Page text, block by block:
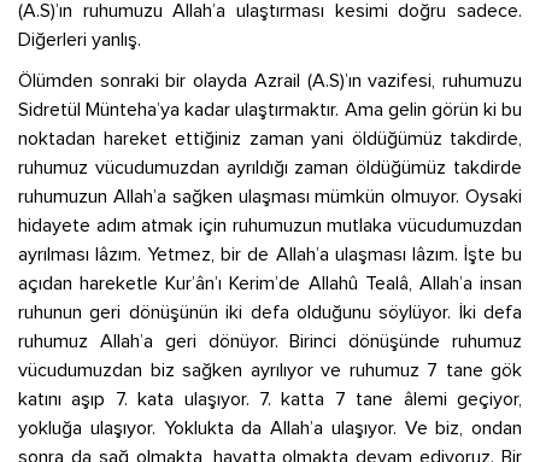
(A.S)’ın ruhumuzu Allah’a ulaştırması kesimi doğru sadece.
Diğerleri yanlış.
Ölümden sonraki bir olayda Azrail (A.S)’ın vazifesi, ruhumuzu
Sidretül Münteha’ya kadar ulaştırmaktır. Ama gelin görün ki bu
noktadan hareket ettiğiniz zaman yani öldüğümüz takdirde,
ruhumuz vücudumuzdan ayrıldığı zaman öldüğümüz takdirde
ruhumuzun Allah’a sağken ulaşması mümkün olmuyor. Oysaki
hidayete adım atmak için ruhumuzun mutlaka vücudumuzdan
ayrılması lâzım. Yetmez, bir de Allah’a ulaşması lâzım. İşte bu
açıdan hareketle Kur’ân’ı Kerim’de Allahû Tealâ, Allah’a insan
ruhunun geri dönüşünün iki defa olduğunu söylüyor. İki defa
ruhumuz Allah’a geri dönüyor. Birinci dönüşünde ruhumuz
vücudumuzdan biz sağken ayrılıyor ve ruhumuz 7 tane gök
katını aşıp 7. kata ulaşıyor. 7. katta 7 tane âlemi geçiyor,
yokluğa ulaşıyor. Yoklukta da Allah’a ulaşıyor. Ve biz, ondan
sonra da sağ olmakta, hayatta olmakta devam ediyoruz. Bir